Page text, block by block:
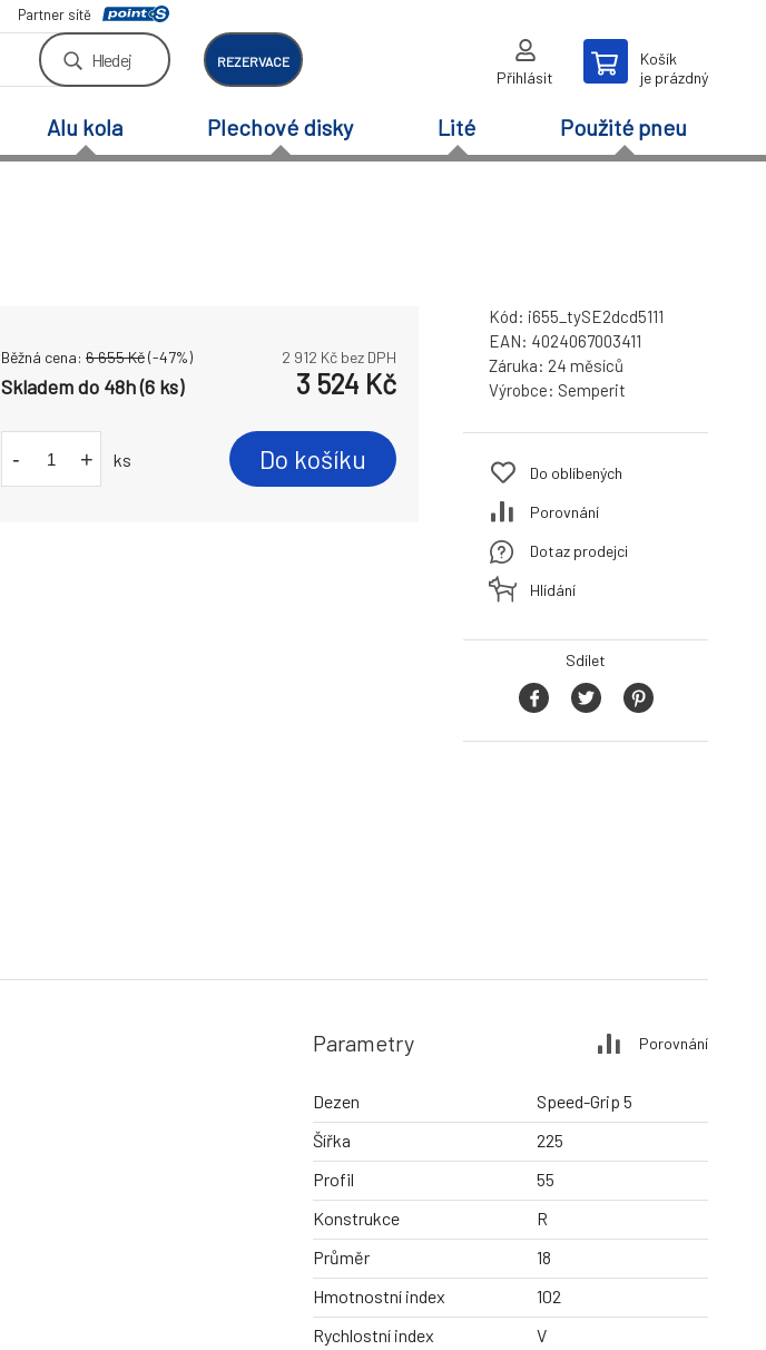
Partner sítě
Hledej REZERVACE
Přihlásit
Košík
je prázdný
Alu kola Plechové disky Lité Použité pneu
Běžná cena: 6 655Kč(-47%) 2 912 Kč bez DPH
Skladem do 48h (6 ks) 3 524 Kč
- + ks Do košíku
Kód: i655_tySE2dcd5111
EAN: 4024067003411
Záruka: 24 měsíců
Výrobce: Semperit
Do oblíbených
Porovnání
Dotaz prodejci
Hlídání
Sdílet
Parametry Porovnání
Dezen
Speed-Grip 5
Šířka
225
Profil
55
Konstrukce
R
Průměr
18
Hmotnostní index
102
Rychlostní index
V